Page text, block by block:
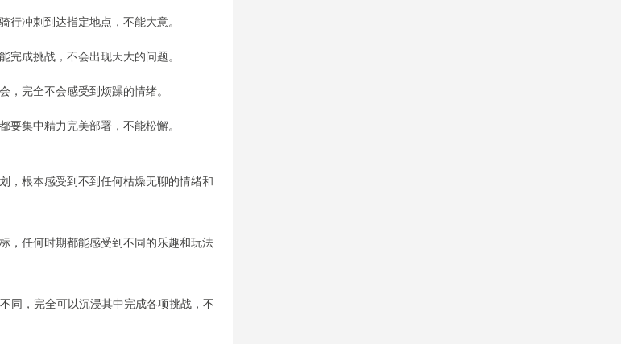
冲刺到达指定地点，不能大意。
成挑战，不会出现天大的问题。
完全不会感受到烦躁的情绪。
集中精力完美部署，不能松懈。
根本感受到不到任何枯燥无聊的情绪和
任何时期都能感受到不同的乐趣和玩法
，完全可以沉浸其中完成各项挑战，不